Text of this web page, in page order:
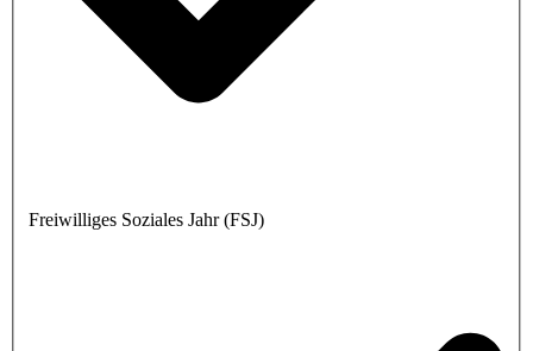
Freiwilliges Soziales Jahr (FSJ)